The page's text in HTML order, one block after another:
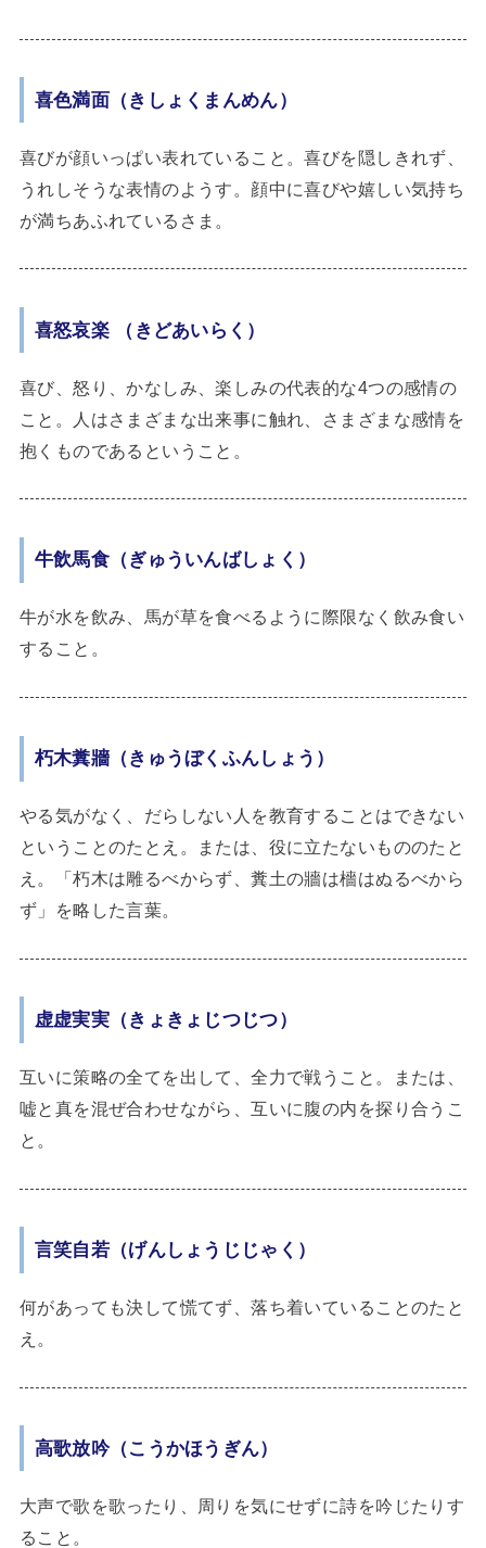
喜色満面（きしょくまんめん）
喜びが顔いっぱい表れていること。喜びを隠しきれず、
うれしそうな表情のようす。顔中に喜びや嬉しい気持ち
が満ちあふれているさま。
喜怒哀楽 （きどあいらく）
喜び、怒り、かなしみ、楽しみの代表的な4つの感情の
こと。人はさまざまな出来事に触れ、さまざまな感情を
抱くものであるということ。
牛飲馬食（ぎゅういんばしょく）
牛が水を飲み、馬が草を食べるように際限なく飲み食い
すること。
朽木糞牆（きゅうぼくふんしょう）
やる気がなく、だらしない人を教育することはできない
ということのたとえ。または、役に立たないもののたと
え。「朽木は雕るべからず、糞土の牆は檣はぬるべから
ず」を略した言葉。
虚虚実実（きょきょじつじつ）
互いに策略の全てを出して、全力で戦うこと。または、
嘘と真を混ぜ合わせながら、互いに腹の内を探り合うこ
と。
言笑自若（げんしょうじじゃく）
何があっても決して慌てず、落ち着いていることのたと
え。
高歌放吟（こうかほうぎん）
大声で歌を歌ったり、周りを気にせずに詩を吟じたりす
ること。